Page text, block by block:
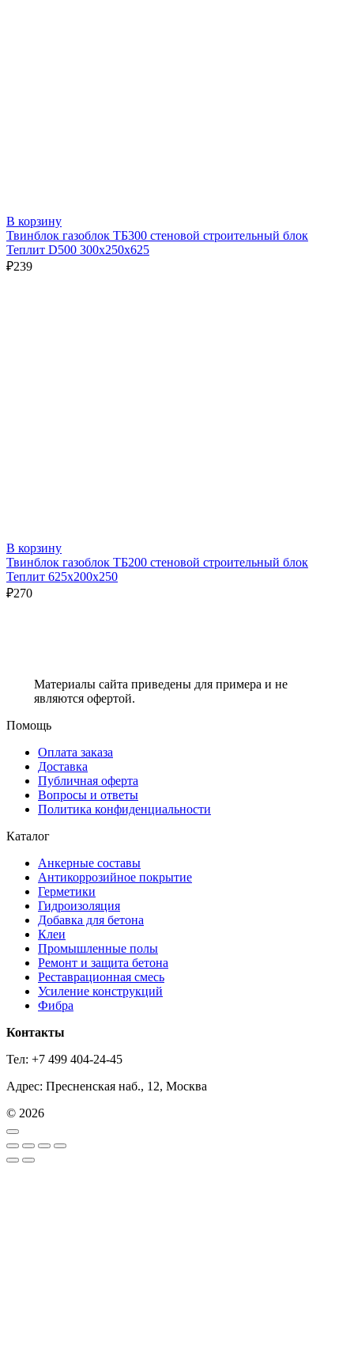
В корзину
Твинблок газоблок ТБ300 стеновой строительный блок
Теплит D500 300х250х625
₽239
В корзину
Твинблок газоблок ТБ200 стеновой строительный блок
Теплит 625х200х250
₽270
Материалы сайта приведены для примера и не
являются офертой.
Помощь
Оплата заказа
Доставка
Публичная оферта
Вопросы и ответы
Политика конфиденциальности
Каталог
Анкерные составы
Антикоррозийное покрытие
Герметики
Гидроизоляция
Добавка для бетона
Клеи
Промышленные полы
Ремонт и защита бетона
Реставрационная смесь
Усиление конструкций
Фибра
Контакты
Тел: +7 499 404-24-45
Адрес: Пресненская наб., 12, Москва
© 2026